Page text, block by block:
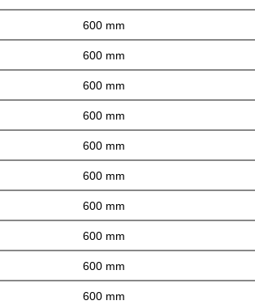
600 mm
600 mm
600 mm
600 mm
600 mm
600 mm
600 mm
600 mm
600 mm
600 mm